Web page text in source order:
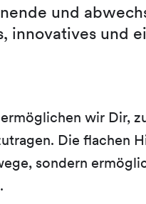
und
innovatives und
wir Dir,
Die flachen
sondern